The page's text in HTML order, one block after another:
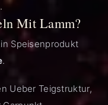
Mit Lamm?
Speisenprodukt
.
Ueber Teigstruktur,